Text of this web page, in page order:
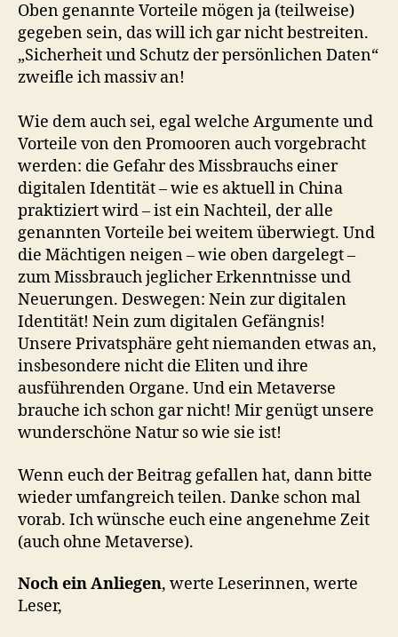
Oben genannte Vorteile mögen ja (teilweise)
gegeben sein, das will ich gar nicht bestreiten.
„Sicherheit und Schutz der persönlichen Daten“
zweifle ich massiv an!
Wie dem auch sei, egal welche Argumente und
Vorteile von den Promooren auch vorgebracht
werden: die Gefahr des Missbrauchs einer
digitalen Identität – wie es aktuell in China
praktiziert wird – ist ein Nachteil, der alle
genannten Vorteile bei weitem überwiegt. Und
die Mächtigen neigen – wie oben dargelegt –
zum Missbrauch jeglicher Erkenntnisse und
Neuerungen. Deswegen: Nein zur digitalen
Identität! Nein zum digitalen Gefängnis!
Unsere Privatsphäre geht niemanden etwas an,
insbesondere nicht die Eliten und ihre
ausführenden Organe. Und ein Metaverse
brauche ich schon gar nicht! Mir genügt unsere
wunderschöne Natur so wie sie ist!
Wenn euch der Beitrag gefallen hat, dann bitte
wieder umfangreich teilen. Danke schon mal
vorab. Ich wünsche euch eine angenehme Zeit
(auch ohne Metaverse).
Noch ein Anliegen, werte Leserinnen, werte
Leser,